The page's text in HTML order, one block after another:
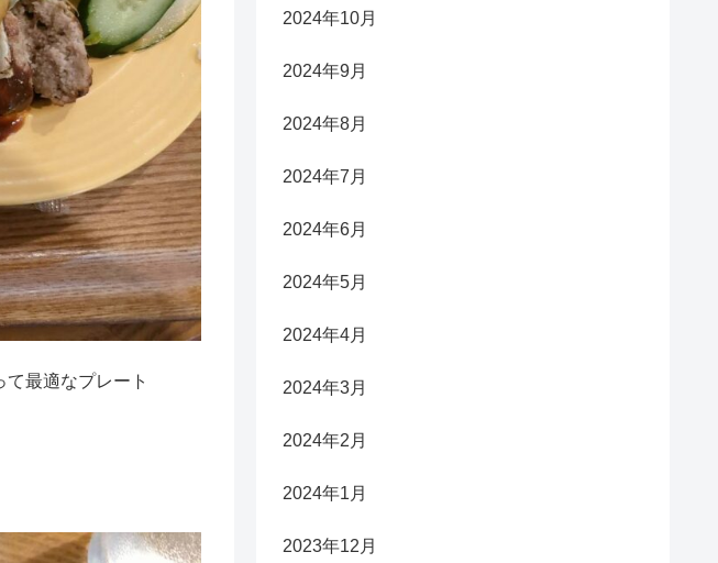
最適なプレート
2024年10月
2024年9月
2024年8月
2024年7月
2024年6月
2024年5月
2024年4月
2024年3月
2024年2月
2024年1月
2023年12月